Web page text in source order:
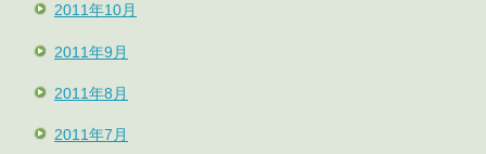
2011年10月
2011年9月
2011年8月
2011年7月